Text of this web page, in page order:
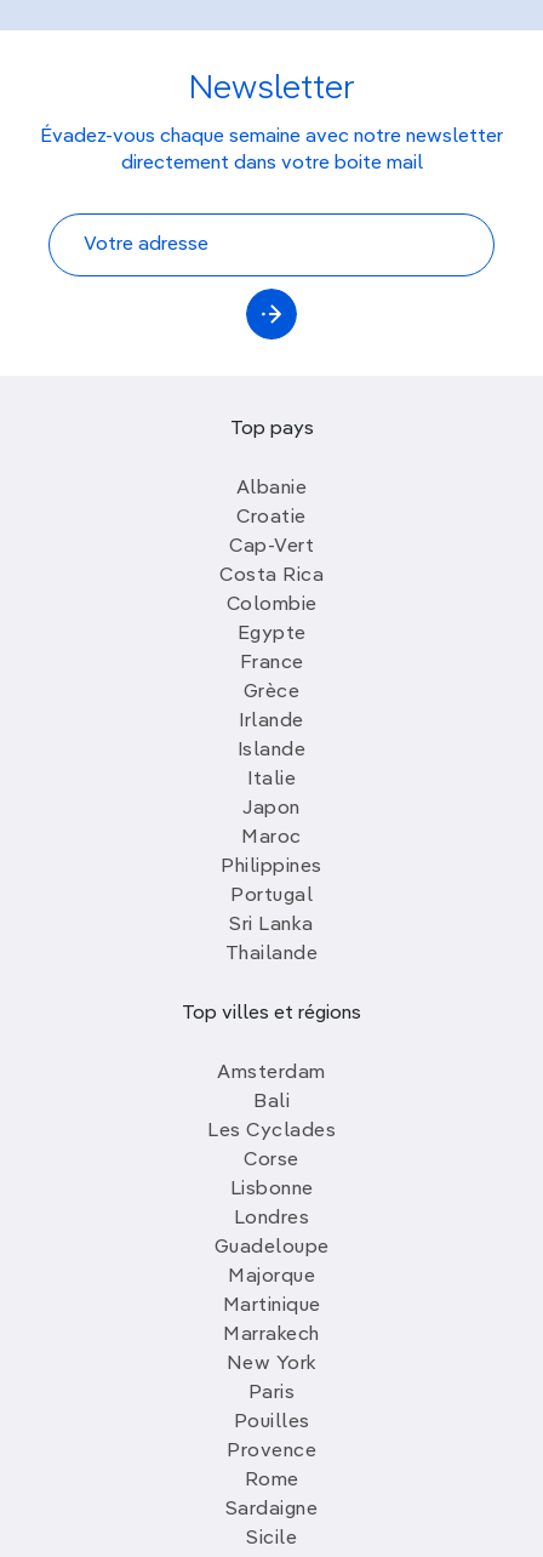
Newsletter
Évadez-vous chaque semaine avec notre newsletter
directement dans votre boite mail
Top pays
Albanie
Croatie
Cap-Vert
Costa Rica
Colombie
Egypte
France
Grèce
Irlande
Islande
Italie
Japon
Maroc
Philippines
Portugal
Sri Lanka
Thailande
Top villes et régions
Amsterdam
Bali
Les Cyclades
Corse
Lisbonne
Londres
Guadeloupe
Majorque
Martinique
Marrakech
New York
Paris
Pouilles
Provence
Rome
Sardaigne
Sicile